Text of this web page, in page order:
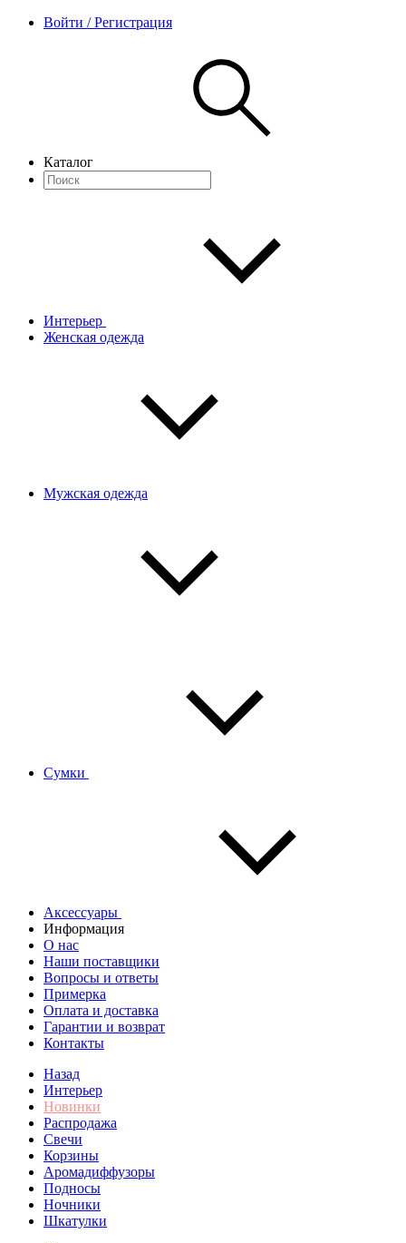
Войти / Регистрация
Каталог
Интерьер
Женская одежда
Мужская одежда
Сумки
Аксессуары
Информация
О нас
Наши поставщики
Вопросы и ответы
Примерка
Оплата и доставка
Гарантии и возврат
Контакты
Назад
Интерьер
Новинки
Распродажа
Свечи
Корзины
Аромадиффузоры
Подносы
Ночники
Шкатулки